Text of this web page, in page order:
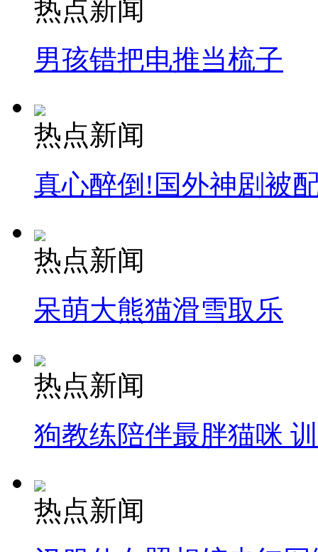
热点新闻
男孩错把电推当梳子
热点新闻
真心醉倒!国外神剧被
热点新闻
呆萌大熊猫滑雪取乐
热点新闻
狗教练陪伴最胖猫咪
热点新闻